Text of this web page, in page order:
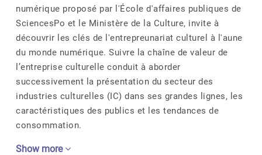
numérique proposé par l'École d'affaires publiques de
SciencesPo et le Ministère de la Culture, invite à
découvrir les clés de l'entrepreunariat culturel à l'aune
du monde numérique. Suivre la chaîne de valeur de
l’entreprise culturelle conduit à aborder
successivement la présentation du secteur des
industries culturelles (IC) dans ses grandes lignes, les
caractéristiques des publics et les tendances de
consommation.
Show more